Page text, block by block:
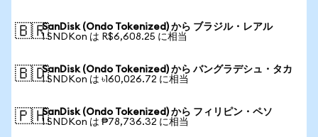
🇧🇷SanDisk (Ondo Tokenized) から ブラジル・レアル
1 SNDKon は R$6,608.25 に相当
🇧🇩SanDisk (Ondo Tokenized) から バングラデシュ・タカ
1 SNDKon は ৳160,026.72 に相当
🇵🇭SanDisk (Ondo Tokenized) から フィリピン・ペソ
1 SNDKon は ₱78,736.32 に相当